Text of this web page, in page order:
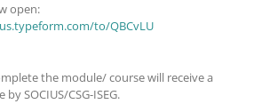
open:
to/QBCvLU
the module/ course will receive a
SOCIUS/CSG-ISEG.